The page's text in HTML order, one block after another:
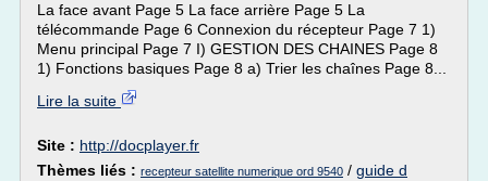
La face avant Page 5 La face arrière Page 5 La
télécommande Page 6 Connexion du récepteur Page 7 1)
Menu principal Page 7 I) GESTION DES CHAINES Page 8
1) Fonctions basiques Page 8 a) Trier les chaînes Page 8...
Lire la suite
Site : http://docplayer.fr
Thèmes liés : recepteur satellite numerique ord 9540 / guide d